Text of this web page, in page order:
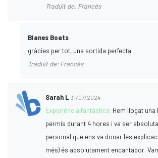
Traduït de: Francès
Blanes Boats
gràcies per tot, una sortida perfecta
Traduït de: Francès
Sarah L 31/07/2024
Experiència fantàstica: Hem llogat
permís durant 4 hores i va ser
personal que ens va donar les
més) és absolutament encantador.